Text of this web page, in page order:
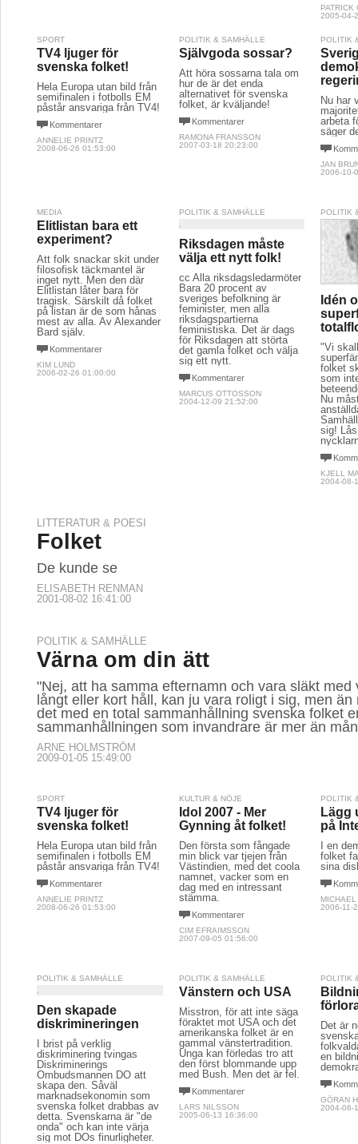
PATRICK
2005-04-
SPORT
TV4 ljuger för
svenska folket!
Hela Europa utan bild från
semifinalen i fotbolls EM
påstår ansvariga från TV4!
Kommentarer
ANNELIE PRINTZ
2008-06-26 01:53:00
POLITIK & SAMHÄLLE
Självgoda sossar?
Att höra sossarna tala om
hur de är det enda
alternativet för svenska
folket, är kväljande!
Kommentarer
RAMONA FRANSSON
2007-03-18 20:23:00
POLITIK
Nu har
arbeta
säger
JAN
2006-10-
MEDIA
Elitlistan bara ett
experiment?
Att folk snackar skit under
filosofisk täckmantel är
inget nytt. Men den där
Elitlistan låter bara för
tragisk. Särskilt då folket
på listan är de som hånas
mest av alla. Av Alexander
Bard själv.
Kommentarer
KIM LUND
2006-02-26 01:00:00
POLITIK & SAMHÄLLE
Riksdagen måste
välja ett nytt folk!
cc Alla riksdagsledarmöter
Bara 20 procent av
sveriges befolkning är
feminister, men alla
riksdagspartierna
feministiska. Det är dags
för Riksdagen att störta
det gamla folket och välja
sig ett nytt.
Kommentarer
MARCUS OTTOSSON
2004-12-09 21:52:00
POLITIK
Idén
"Vi
folket
som
Nu
sig!
KJELL
2004-08-
LITTERATUR & POESI
Folket
De kunde se
ELISABETH RENMAN
2001-08-02 16:41:00
POLITIK & SAMHÄLLE
Värna om din ätt
"Nej, att ha samma efternamn och vara släkt med
långt eller kort håll, kan ju vara roligt i sig, men än
det med en total sammanhållning svenska folket
sammanhållningen som invandrare är mer än
ARNE HOLMSTRÖM
2009-01-05 15:49:00
SPORT
TV4 ljuger för
svenska folket!
Hela Europa utan bild från
semifinalen i fotbolls EM
påstår ansvariga från TV4!
Kommentarer
ANNELIE PRINTZ
2008-06-26 01:53:00
KULTUR & NÖJE
Idol 2007 - Mer
Gynning åt folket!
Den första som fångade
min blick var tjejen från
Västindien, med det coola
namnet, vacker som en
dag med en intressant
stämma.
Kommentarer
CIM EFRAIMSSON
2007-09-05 01:56:00
POLITIK
Lägg
på
I en
folket
sina
2006-11-
POLITIK & SAMHÄLLE
Den skapade
diskrimineringen
I brist på verklig
diskriminering tvingas
Diskriminerings
Ombudsmannen DO att
skapa den. Såväl
marknadsekonomin som
svenska folket drabbas av
detta. Svenskarna är "de
onda" och kan inte värja
sig mot DOs finurligheter.
POLITIK & SAMHÄLLE
Vänstern och USA
Misstron, för att inte säga
föraktet mot USA och det
amerikanska folket är en
gammal vänstertradition.
Unga kan förledas tro att
den först blommande upp
med Bush. Men det är fel.
Kommentarer
LARS NILSSON
2005-06-13 16:36:00
POLITIK
Det är
en
GÖRAN
2004-06-